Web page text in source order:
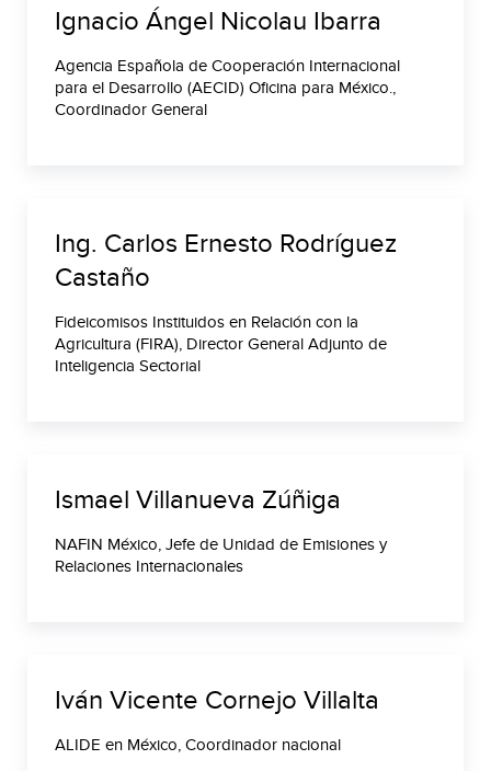
Ignacio Ángel Nicolau Ibarra
Agencia Española de Cooperación Internacional
para el Desarrollo (AECID) Oficina para México.,
Coordinador General
Ing. Carlos Ernesto Rodríguez
Castaño
Fideicomisos Instituidos en Relación con la
Agricultura (FIRA), Director General Adjunto de
Inteligencia Sectorial
Ismael Villanueva Zúñiga
NAFIN México, Jefe de Unidad de Emisiones y
Relaciones Internacionales
Iván Vicente Cornejo Villalta
ALIDE en México, Coordinador nacional